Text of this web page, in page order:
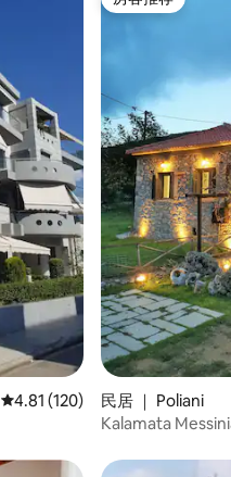
平均评分 4.81 分（满分 5 分）
4.81 (120)
房客推荐
民居 ｜ Poliani
Kalamata